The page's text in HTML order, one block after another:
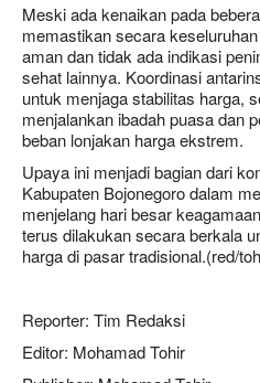
Meski ada kenaikan pada
memastikan secara
aman dan tidak ada indikasi
sehat lainnya. Koordinasi
untuk menjaga stabilitas harga,
menjalankan ibadah puasa dan
beban lonjakan harga ekstrem.
Upaya ini menjadi bagian dari
Kabupaten Bojonegoro dalam
menjelang hari besar
terus dilakukan secara berkala
harga di pasar tradisional.(red/
Reporter: Tim Redaksi
Editor: Mohamad Tohir